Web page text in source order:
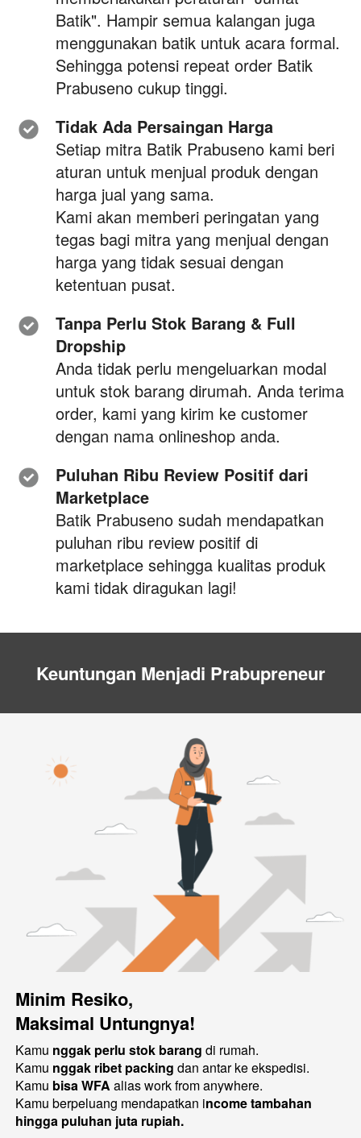
Batik". Hampir semua kalangan juga
menggunakan batik untuk acara formal.
Sehingga potensi repeat order Batik
Prabuseno cukup tinggi.
Tidak Ada Persaingan Harga
Setiap mitra Batik Prabuseno kami beri
aturan untuk menjual produk dengan
harga jual yang sama.
Kami akan memberi peringatan yang
tegas bagi mitra yang menjual dengan
harga yang tidak sesuai dengan
ketentuan pusat.
Tanpa Perlu Stok Barang & Full
Dropship
Anda tidak perlu mengeluarkan modal
untuk stok barang dirumah. Anda terima
order, kami yang kirim ke customer
dengan nama onlineshop anda.
Puluhan Ribu Review Positif dari
Marketplace
Batik Prabuseno sudah mendapatkan
puluhan ribu review positif di
marketplace sehingga kualitas produk
kami tidak diragukan lagi!
Keuntungan Menjadi Prabupreneur
Minim Resiko,
Maksimal Untungnya!
Kamu nggak perlu stok barang di rumah.
Kamu nggak ribet packing dan antar ke ekspedisi.
Kamu bisa WFA alias work from anywhere.
Kamu berpeluang mendapatkan income tambahan
hingga puluhan juta rupiah.